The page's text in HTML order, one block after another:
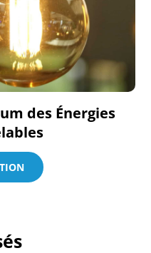
des Énergies